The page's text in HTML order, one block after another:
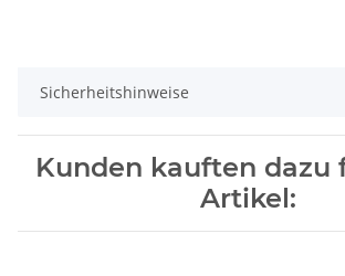
Sicherheitshinweise
Kunden kauften dazu
Artikel: